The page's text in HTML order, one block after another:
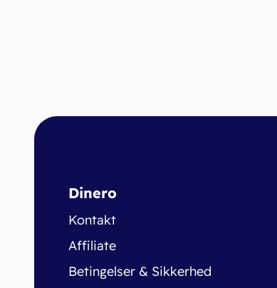
Dinero
Kontakt
Affiliate
Betingelser & Sikkerhed